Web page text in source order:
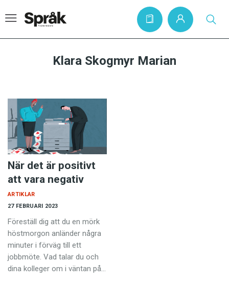
Artiklar
Krönikor
Språkfrågor
Skrivtips
Bokrecensioner
Kviss
Anmäl till språkpolisen
Föreslå nyord
Annonsera
Klara Skogmyr Marian
När det är positivt
att vara negativ
27 FEBRUARI 2023
ARTIKLAR
Föreställ dig att du en mörk
höstmorgon anländer några
minuter i förväg till ett
jobbmöte. Vad talar du och
dina kolleger om i väntan på…